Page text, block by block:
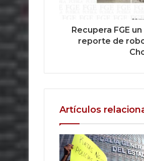
Recupera FGE
reporte de
Artículos